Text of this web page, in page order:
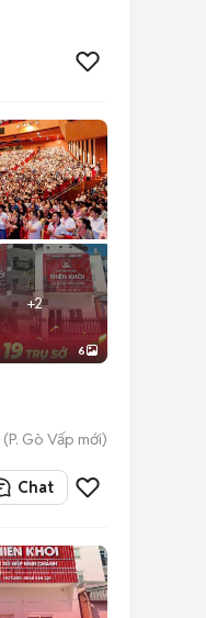
+2
6
(P. Gò Vấp mới)
Chat